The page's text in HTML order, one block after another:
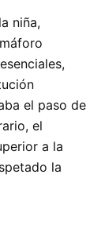
niña,
el paso de
el
a la
la